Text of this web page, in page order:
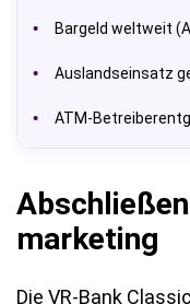
Bargeld weltweit
Auslandseinsatz
ATM-
marketing
Die VR-Bank